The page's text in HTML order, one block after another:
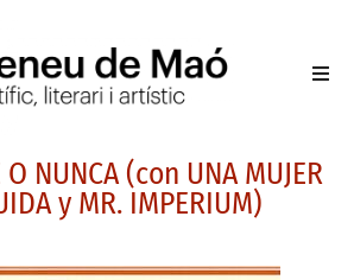
Fer-
O NUNCA (con UNA MUJER
y MR. IMPERIUM)